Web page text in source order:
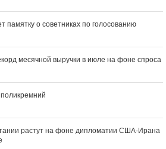
о советниках по голосованию
месячной выручки в июле на фоне спроса
растут на фоне дипломатии США‑Ирана